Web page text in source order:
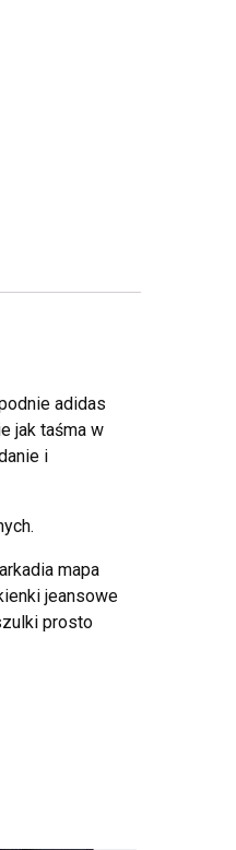
adidas
jak taśma w
i
mapa
jeansowe
prosto